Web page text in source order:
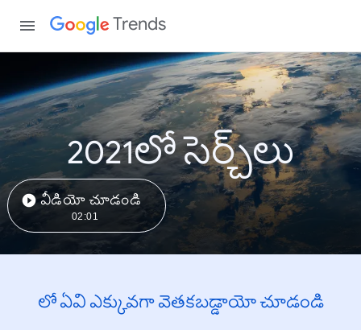
Trends
2021లో సెర్చ్‌లు
వీడియో చూడండి
02:01
లో ఏవి ఎక్కువగా వెతకబడ్డాయో చూడండి